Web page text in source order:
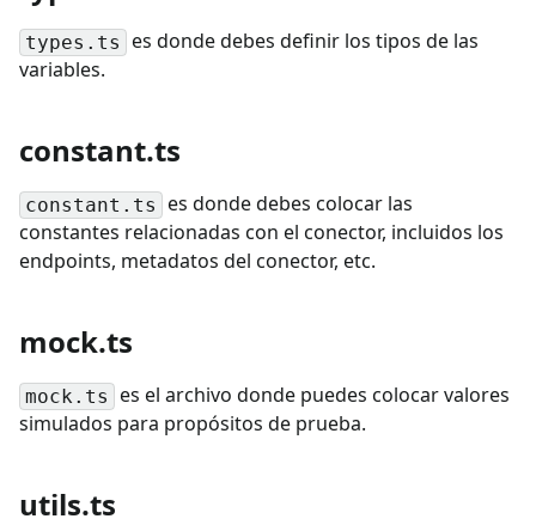
types.ts es donde debes definir los tipos de las
variables.
constant.ts
constant.ts es donde debes colocar las
constantes relacionadas con el conector, incluidos los
endpoints, metadatos del conector, etc.
mock.ts
mock.ts es el archivo donde puedes colocar valores
simulados para propósitos de prueba.
utils.ts